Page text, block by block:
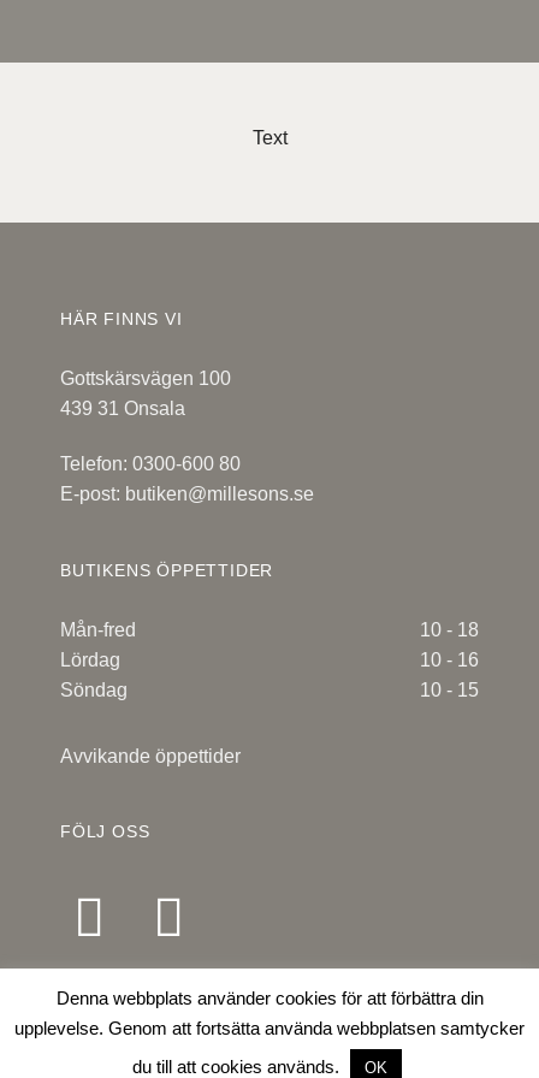
Text
HÄR FINNS VI
Gottskärsvägen 100
439 31 Onsala
Telefon: 0300-600 80
E-post: butiken@millesons.se
BUTIKENS ÖPPETTIDER
Mån-fred
10 - 18
Lördag
10 - 16
Söndag
10 - 15
Avvikande öppettider
FÖLJ OSS
2026 © Millesons Handelsträdgård |Internet.se
/ Design & hemsida| Foto: Erika Melbostad
Denna webbplats använder cookies för att förbättra din
upplevelse. Genom att fortsätta använda webbplatsen samtycker
du till att cookies används.
OK